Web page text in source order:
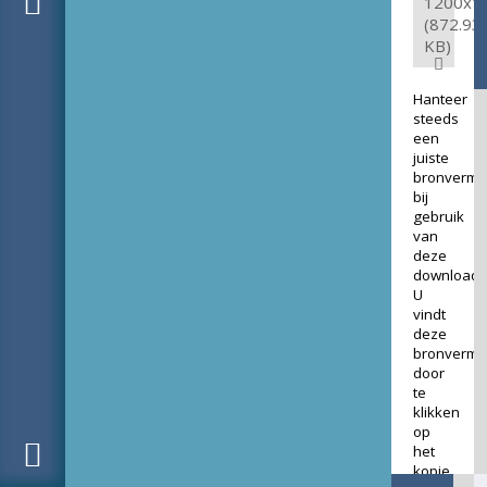
(872.93
KB)
Hanteer
steeds
een
juiste
bij
gebruik
van
deze
download.
U
vindt
deze
door
te
klikken
op
het
kopje